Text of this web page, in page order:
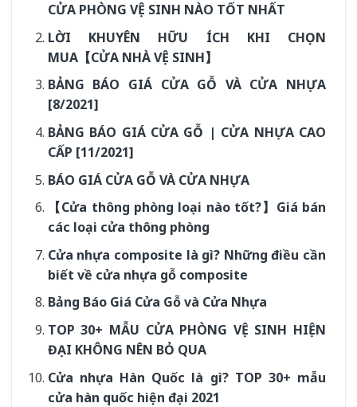
CỬA PHÒNG VỆ SINH NÀO TỐT NHẤT
LỜI KHUYÊN HỮU ÍCH KHI CHỌN
MUA【CỬA NHÀ VỆ SINH】
BẢNG BÁO GIÁ CỬA GỖ VÀ CỬA NHỰA
[8/2021]
BẢNG BÁO GIÁ CỬA GỖ | CỬA NHỰA CAO
CẤP [11/2021]
BÁO GIÁ CỬA GỖ VÀ CỬA NHỰA
【Cửa thông phòng loại nào tốt?】Giá bán
các loại cửa thông phòng
Cửa nhựa composite là gì? Những điều cần
biết về cửa nhựa gỗ composite
Bảng Báo Giá Cửa Gỗ và Cửa Nhựa
TOP 30+ MẪU CỬA PHÒNG VỆ SINH HIỆN
ĐẠI KHÔNG NÊN BỎ QUA
Cửa nhựa Hàn Quốc là gì? TOP 30+ mẫu
cửa hàn quốc hiện đại 2021